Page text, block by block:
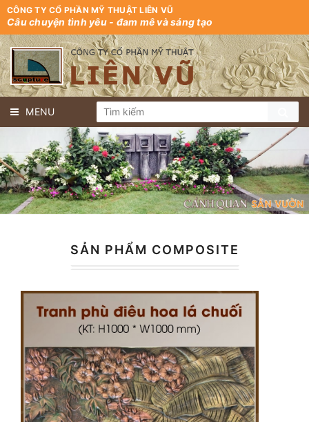
CÔNG TY CỔ PHẦN MỸ THUẬT LIÊN VŨ
Câu chuyện tình yêu - đam mê và sáng tạo
MENU
SẢN PHẨM COMPOSITE